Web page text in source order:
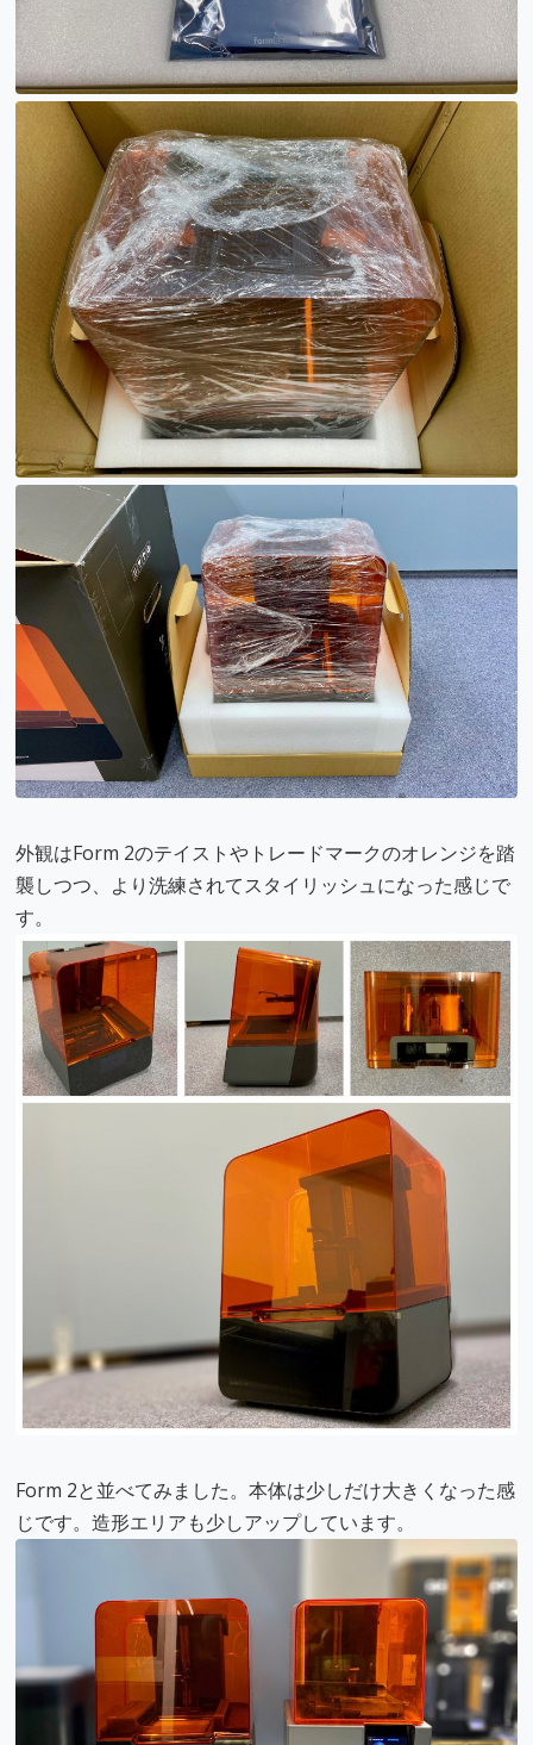
外観はForm 2のテイストやトレードマークのオレンジを踏
襲しつつ、より洗練されてスタイリッシュになった感じで
す。
Form 2と並べてみました。本体は少しだけ大きくなった感
じです。造形エリアも少しアップしています。